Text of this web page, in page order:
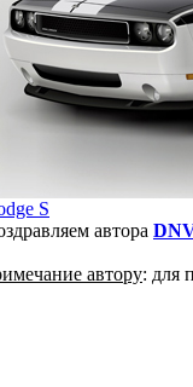
S
автора
автору: для